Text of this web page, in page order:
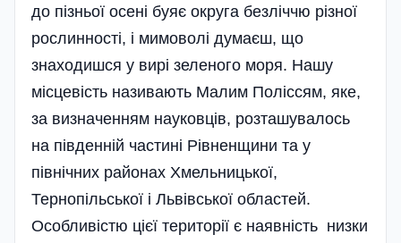
до пізньої осені буяє округа безліччю різної
рослинності, і мимоволі думаєш, що
знаходишся у вирі зеленого моря. Нашу
місцевість називають Малим Поліссям, яке,
за визначенням науковців, розташувалось
на південній частині Рівненщини та у
північних районах Хмельницької,
Тернопільської і Львівської областей.
Особливістю цієї території є наявність низки